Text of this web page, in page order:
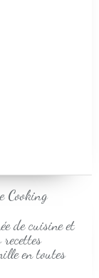
de cuisine et
en toutes